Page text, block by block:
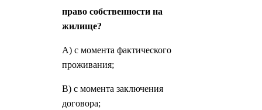
право собственности на
жилище?
А) с момента фактического
проживания;
В) с момента заключения
договора;